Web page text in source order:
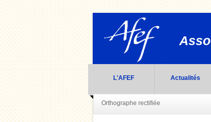
L'AFEF Actualités
Orthographe rectifiée